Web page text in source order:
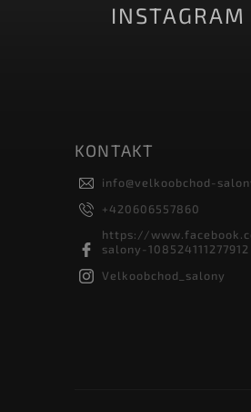
INSTAGRAM
KONTAKT
info@velkoobchod-
+420606557860
https://
salony-108524111277912
Velkoobchod_salony